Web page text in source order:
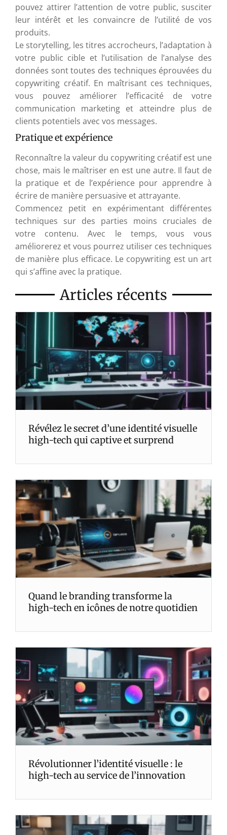
pouvez attirer l’attention de votre public, susciter
leur intérêt et les convaincre de l’utilité de vos
produits.
Le storytelling, les titres accrocheurs, l’adaptation à
votre public cible et l’utilisation de l’analyse des
données sont toutes des techniques éprouvées du
copywriting créatif. En maîtrisant ces techniques,
vous pouvez améliorer l’efficacité de votre
communication marketing et atteindre plus de
clients potentiels avec vos messages.
Pratique et expérience
Reconnaître la valeur du copywriting créatif est une
chose, mais le maîtriser en est une autre. Il faut de
la pratique et de l’expérience pour apprendre à
écrire de manière persuasive et attrayante.
Commencez petit en expérimentant différentes
techniques sur des parties moins cruciales de
votre contenu. Avec le temps, vous vous
améliorerez et vous pourrez utiliser ces techniques
de manière plus efficace. Le copywriting est un art
qui s’affine avec la pratique.
Articles récents
Révélez le secret d’une identité visuelle
high-tech qui captive et surprend
Quand le branding transforme la
high-tech en icônes de notre quotidien
Révolutionner l’identité visuelle : le
high-tech au service de l’innovation